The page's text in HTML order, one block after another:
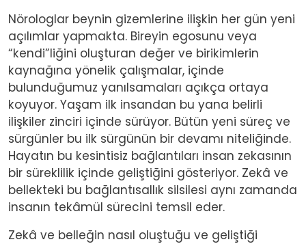
Nörologlar beynin gizemlerine ilişkin her gün yeni
açılımlar yapmakta. Bireyin egosunu veya
“kendi”liğini oluşturan değer ve birikimlerin
kaynağına yönelik çalışmalar, içinde
bulunduğumuz yanılsamaları açıkça ortaya
koyuyor. Yaşam ilk insandan bu yana belirli
ilişkiler zinciri içinde sürüyor. Bütün yeni süreç ve
sürgünler bu ilk sürgünün bir devamı niteliğinde.
Hayatın bu kesintisiz bağlantıları insan zekasının
bir süreklilik içinde geliştiğini gösteriyor. Zekâ ve
bellekteki bu bağlantısallık silsilesi aynı zamanda
insanın tekâmül sürecini temsil eder.
Zekâ ve belleğin nasıl oluştuğu ve geliştiği